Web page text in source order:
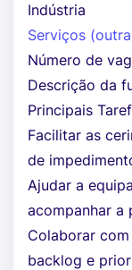
Indústria
Serviços
Número de
Descrição da
Principais
Facilitar as
de
Ajudar a
acompanhar a
Colaborar
backlog e